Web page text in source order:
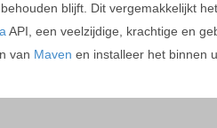
blijft. Dit vergemakkelijkt
API, een veelzijdige, krachtige en
van Maven en installeer het binnen